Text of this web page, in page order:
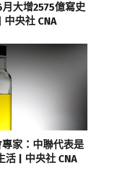
大增2575億寫史
央社 CNA
家：中聯代表是
活 | 中央社 CNA